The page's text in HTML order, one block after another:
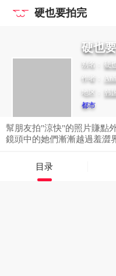
硬也要拍完
硬也
别名： 硬
作者：
地区： 韩
都市
幫朋友拍"涼快"的照片賺點
鏡頭中的她們漸漸越過羞澀
目录